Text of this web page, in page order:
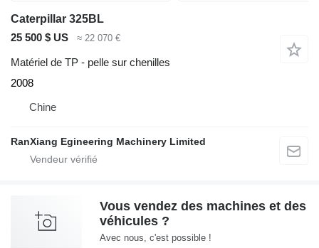
Caterpillar 325BL
25 500 $ US
≈ 22 070 €
Matériel de TP - pelle sur chenilles
2008
Chine
RanXiang Egineering Machinery Limited
Vous vendez des machines et des
véhicules ?
Avec nous, c'est possible !